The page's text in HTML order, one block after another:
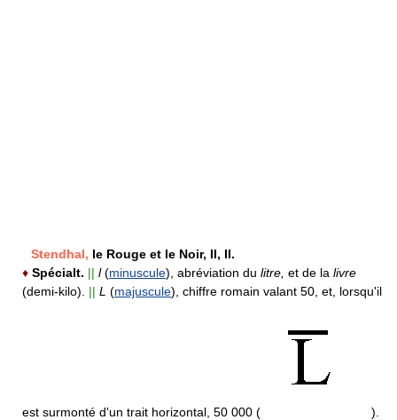
Stendhal, le Rouge et le Noir, II, II.
♦ Spécialt. || l(minuscule), abréviation du litre, et de la livre
(demi-kilo).
|| L (majuscule), chiffre romain valant 50, et, lorsqu'il
est surmonté d'un trait horizontal, 50 000 (
).